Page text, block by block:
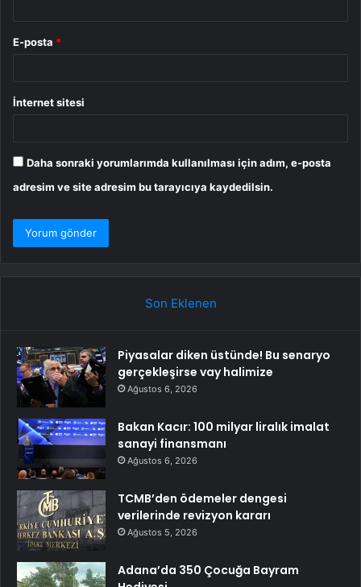
E-posta *
İnternet sitesi
Daha sonraki yorumlarımda kullanılması için adım, e-posta
adresim ve site adresim bu tarayıcıya kaydedilsin.
Son Eklenen
Piyasalar diken üstünde! Bu senaryo
gerçekleşirse vay halimize
Ağustos 6, 2026
Bakan Kacır: 100 milyar liralık imalat
sanayi finansmanı
Ağustos 6, 2026
TCMB’den ödemeler dengesi
verilerinde revizyon kararı
Ağustos 5, 2026
Adana’da 350 Çocuğa Bayram